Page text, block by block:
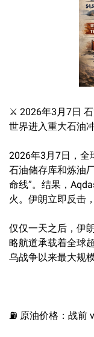
️⚔️ 2026年3月7日
世界进入重大石油
2026年3月7日，全
石油储存库和炼油
命线”。结果，
火。伊朗立即反击
仅仅一天之后，伊
略航道承载着全球
乌战争以来最大规
⛽ 原油价格：战前